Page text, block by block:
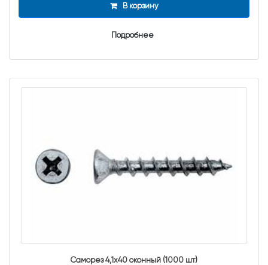
В корзину
Подробнее
Саморез 4,1х40 оконный (1000 шт)